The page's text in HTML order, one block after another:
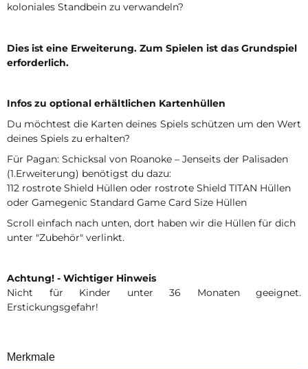
koloniales Standbein zu verwandeln?
Dies ist eine Erweiterung. Zum Spielen ist das Grundspiel
erforderlich.
Infos zu optional erhältlichen Kartenhüllen
Du möchtest die Karten deines Spiels schützen um den Wert
deines Spiels zu erhalten?
Für Pagan: Schicksal von Roanoke – Jenseits der Palisaden
(1.Erweiterung) benötigst du dazu:
112 rostrote Shield Hüllen oder rostrote Shield TITAN Hüllen
oder Gamegenic Standard Game Card Size Hüllen
Scroll einfach nach unten, dort haben wir die Hüllen für dich
unter "Zubehör" verlinkt.
Achtung! - Wichtiger Hinweis
Nicht für Kinder unter 36 Monaten geeignet.
Erstickungsgefahr!
Merkmale